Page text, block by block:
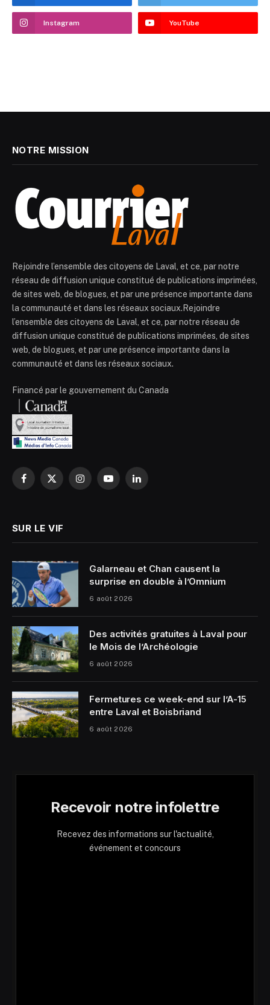
Instagram YouTube
NOTRE MISSION
Rejoindre l’ensemble des citoyens de Laval, et ce, par notre
réseau de diffusion unique constitué de publications imprimées,
de sites web, de blogues, et par une présence importante dans
la communauté et dans les réseaux sociaux.Rejoindre
l’ensemble des citoyens de Laval, et ce, par notre réseau de
diffusion unique constitué de publications imprimées, de sites
web, de blogues, et par une présence importante dans la
communauté et dans les réseaux sociaux.
Financé par le gouvernement du Canada
Facebook
X
InstagramYouTubeLinkedIn
SUR LE VIF
Galarneau et Chan causent la
surprise en double à l’Omnium
6 août 2026
Des activités gratuites à Laval pour
le Mois de l’Archéologie
6 août 2026
Fermetures ce week-end sur l’A-15
entre Laval et Boisbriand
6 août 2026
Recevoir notre infolettre
Recevez des informations sur l'actualité,
événement et concours